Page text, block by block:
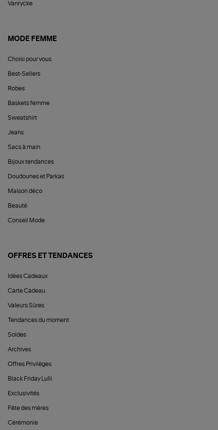
Vanrycke
MODE FEMME
Choisi pour vous
Best-Sellers
Robes
Baskets femme
Sweatshirt
Jeans
Sacs à main
Bijoux tendances
Doudounes et Parkas
Maison déco
Beauté
Conseil Mode
OFFRES ET TENDANCES
Idées Cadeaux
Carte Cadeau
Valeurs Sûres
Tendances du moment
Soldes
Archives
Offres Privilèges
Black Friday Lulli
Exclusivités
Fête des mères
Cérémonie